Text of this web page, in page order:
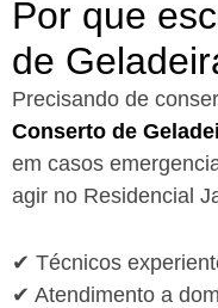
Por que
de
Precisando de
Conserto de
em casos
agir no Residencial
✔ Técnicos
✔ Atendimento a